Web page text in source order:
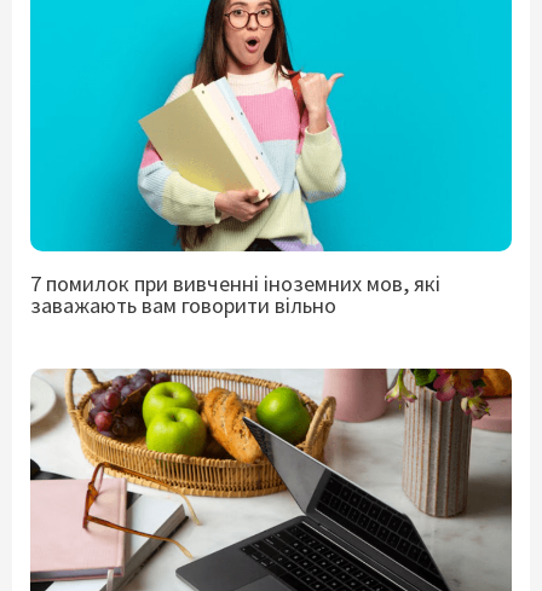
7 помилок при вивченні іноземних мов, які
заважають вам говорити вільно